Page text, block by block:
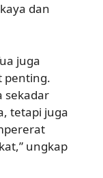
dan
juga
penting.
sekadar
tetapi juga
ungkap